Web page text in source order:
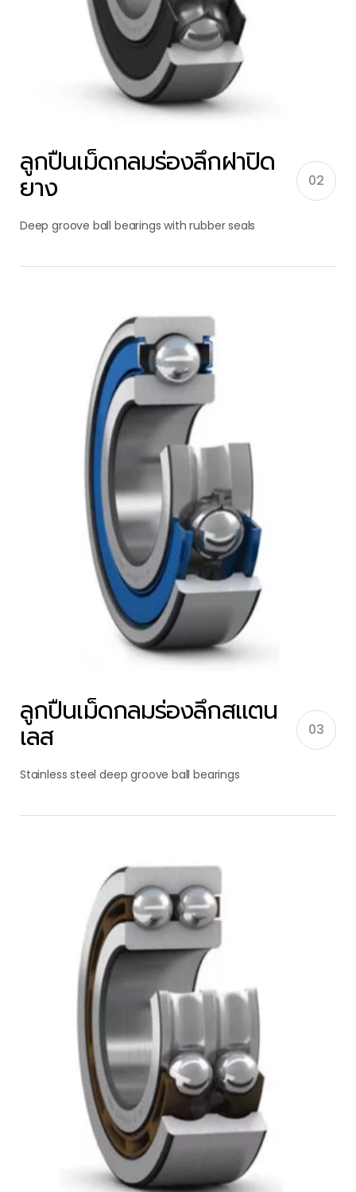
ลูกปืนเม็ดกลมร่องลึกฝาปิด
ยาง 02
Deep groove ball bearings with rubber seals
ลูกปืนเม็ดกลมร่องลึกสแตน
เลส 03
Stainless steel deep groove ball bearings